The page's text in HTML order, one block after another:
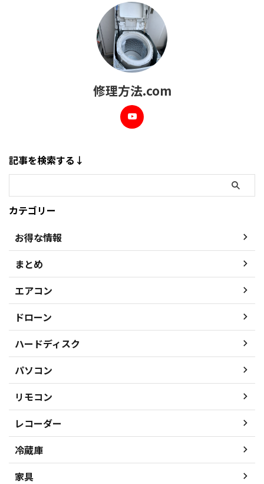
修理方法.com
記事を検索する↓
カテゴリー
お得な情報
まとめ
エアコン
ドローン
ハードディスク
パソコン
リモコン
レコーダー
冷蔵庫
家具